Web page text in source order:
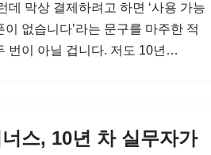
데 막상 결제하려고 하면 ‘사용 가능
이 없습니다’라는 문구를 마주한 적
번이 아닐 겁니다. 저도 10년…
스, 10년 차 실무자가